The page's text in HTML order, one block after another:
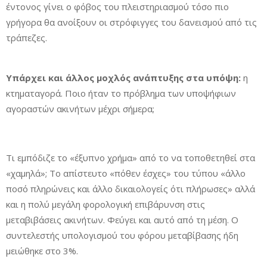
έντονος γίνει ο φόβος του πλειστηριασμού τόσο πιο
γρήγορα θα ανοίξουν οι στρόφιγγες του δανεισμού από τις
τράπεζες.
Υπάρχει και άλλος μοχλός ανάπτυξης στα υπόψη: η
κτηματαγορά. Ποιο ήταν το πρόβλημα των υποψήφιων
αγοραστών ακινήτων μέχρι σήμερα;
Τι εμπόδιζε το «έξυπνο χρήμα» από το να τοποθετηθεί στα
«χαμηλά»; Το απίστευτο «πόθεν έσχες» του τύπου «άλλο
ποσό πληρώνεις και άλλο δικαιολογείς ότι πλήρωσες» αλλά
και η πολύ μεγάλη φορολογική επιβάρυνση στις
μεταβιβάσεις ακινήτων. Φεύγει και αυτό από τη μέση. Ο
συντελεστής υπολογισμού του φόρου μεταβίβασης ήδη
μειώθηκε στο 3%.